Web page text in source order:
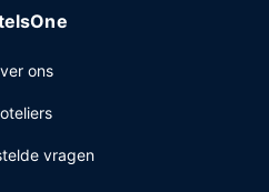
ons
vragen